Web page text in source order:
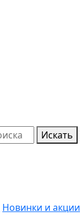
Искать
Новинки и акции